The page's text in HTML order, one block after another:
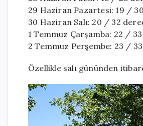
29 Haziran Pazartesi: 19 /
30 Haziran Salı: 20 / 32
1 Temmuz Çarşamba: 22 /
2 Temmuz Perşembe: 23 /
Özellikle salı gününden